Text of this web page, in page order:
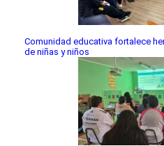
Comunidad educativa fortalece
de niñas y niños